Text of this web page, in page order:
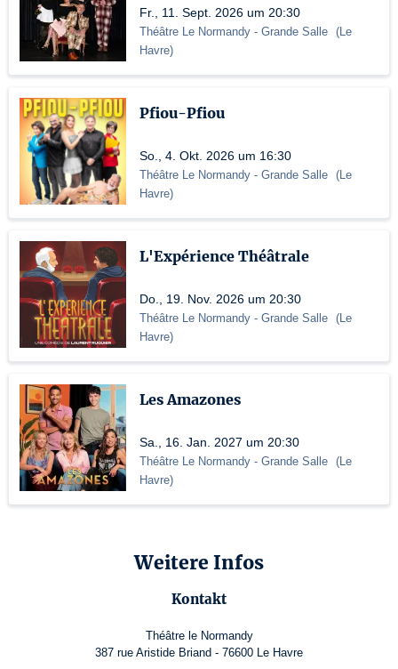
Fr., 11. Sept. 2026 um 20:30
Théâtre Le Normandy - Grande Salle (Le
Havre)
Pfiou-Pfiou
So., 4. Okt. 2026 um 16:30
Théâtre Le Normandy - Grande Salle (Le
Havre)
L'Expérience Théâtrale
Do., 19. Nov. 2026 um 20:30
Théâtre Le Normandy - Grande Salle (Le
Havre)
Les Amazones
Sa., 16. Jan. 2027 um 20:30
Théâtre Le Normandy - Grande Salle (Le
Havre)
Weitere Infos
Kontakt
Théâtre le Normandy
387 rue Aristide Briand - 76600 Le Havre